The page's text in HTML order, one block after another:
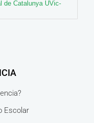
de Catalunya UVic-
Escolar